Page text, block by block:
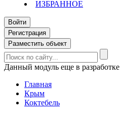
ИЗБРАННОЕ
Войти
Регистрация
Разместить объект
Данный модуль еще в разработке
Главная
Крым
Коктебель